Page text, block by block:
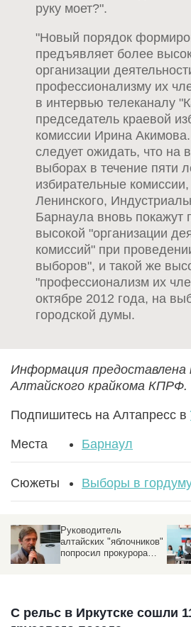
руку моет?".
"Новый порядок
предъявляет более
организации
профессионализму их
в интервью телеканалу
председатель краевой
комиссии Ирина
следует ожидать, что на
выборах в течение пяти
избирательные комиссии,
Ленинского,
Барнаула вновь покажут
высокой "организации
комиссий" при
выборов", и такой же
"профессионализм их
октябре 2012 года, на
городской думы.
Информация предоставлена
Алтайского крайкома КПРФ.
Подпишитесь на Алтапресс в
Места Барнаул
Сюжеты Выборы в
Руководитель
алтайских "яблочников"
попросил прокурора
С рельс в Иркутске сошли